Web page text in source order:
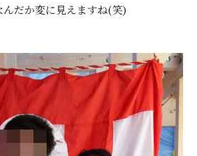
だか変に見えますね(笑)